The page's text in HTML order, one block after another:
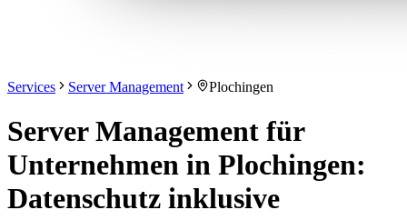
Services Server Management Plochingen
Server Management für
Unternehmen in Plochingen:
Datenschutz inklusive